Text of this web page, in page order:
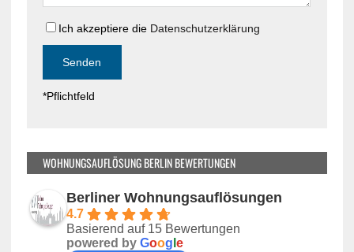
F
e
l
l
e
F
e
d
l
r
.
Ich akzeptiere die Datenschutzerklärung
*Pflichtfeld
WOHNUNGSAUFLÖSUNG BERLIN BEWERTUNGEN
Berliner Wohnungsauflösungen
4.7
Basierend auf 15 Bewertungen
powered by Goog e